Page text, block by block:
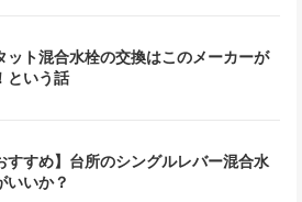
ット混合水栓の交換はこのメーカーが
という話
すすめ】台所のシングルレバー混合水
いいか？